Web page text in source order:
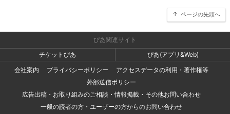
ページの先頭へ
ぴあ関連サイト
チケットぴあ
ぴあ(アプリ&Web)
会社案内
プライバシーポリシー
アクセスデータの利用・著作権等
外部送信ポリシー
広告出稿・お取り組みのご相談・情報掲載・その他お問い合わせ
一般の読者の方・ユーザーの方からのお問い合わせ